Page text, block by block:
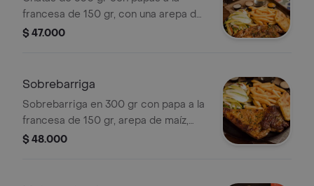
francesa de 150 gr, con una arepa de
maíz pelao, ensalada de la casa en
$ 47.000
Sobrebarriga
Sobrebarriga en 300 gr con papa a la
francesa de 150 gr, arepa de maíz,
ensalada de la casa en aguacate,
$ 48.000